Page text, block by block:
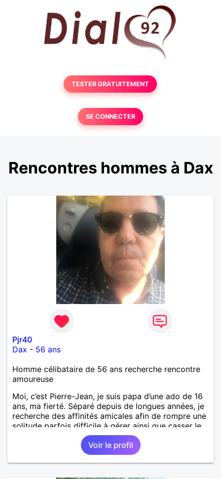
TESTER GRATUITEMENT
SE CONNECTER
Rencontres hommes à Dax
Pjr40
Dax - 56 ans
Homme célibataire de 56 ans recherche rencontre
amoureuse
Moi, c’est Pierre-Jean, je suis papa d’une ado de 16
ans, ma fierté. Séparé depuis de longues années, je
recherche des affinités amicales afin de rompre une
solitude parfois difficile à gérer ainsi que casser le
vague à l’âme. L’amitié reste extrêmement
importante à mes yeux mais peut se décliner en des
sentiments plus puissants. « Le temps fera son
œuvre » disait Arthur Schopenhauer, philosophe
Voir le profil